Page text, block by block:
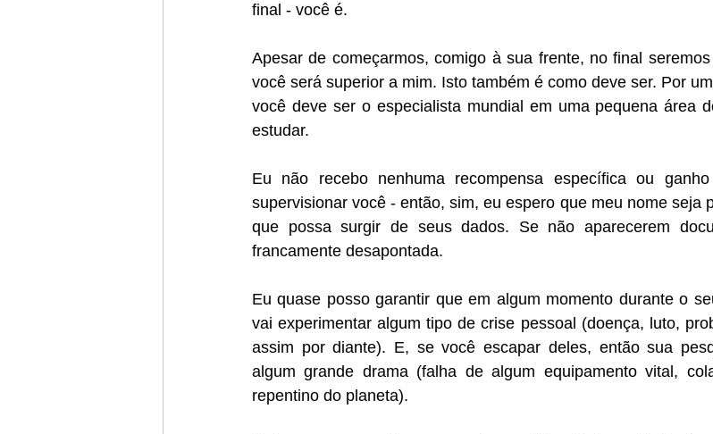
final - você é.
Apesar de começarmos, comigo à sua frente, no final
você será superior a mim. Isto também é como deve ser. Por
você deve ser o especialista mundial em uma pequena área
estudar.
Eu não recebo nenhuma recompensa específica ou
supervisionar você - então, sim, eu espero que meu nome seja
que possa surgir de seus dados. Se não aparecerem
francamente desapontada.
Eu quase posso garantir que em algum momento durante o
vai experimentar algum tipo de crise pessoal (doença, luto,
assim por diante). E, se você escapar deles, então sua
algum grande drama (falha de algum equipamento vital,
repentino do planeta).